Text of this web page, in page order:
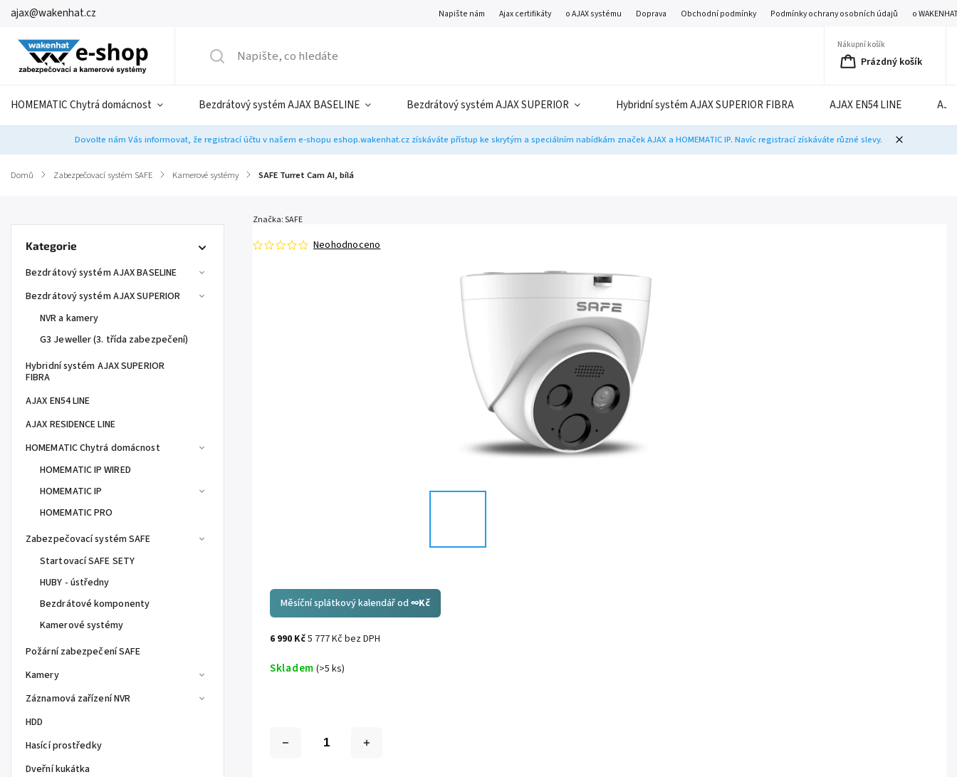
ajax@wakenhat.cz Napište nám Ajax certifikáty o AJAX systému Doprava Obchodní podmínky Podmínky ochrany osobních údajů o
Nákupní košík
Prázdný košík
HOMEMATIC Chytrá domácnost Bezdrátový systém AJAX BASELINE Bezdrátový systém AJAX SUPERIOR Hybridní systém AJAX SUPERIOR FIBRA AJAX EN54 LINE
Dovolte nám Vás informovat, že registrací účtu v našem e-shopu eshop.wakenhat.cz získáváte přístup ke skrytým a speciálním nabídkám značek AJAX a HOMEMATIC IP. Navíc registrací získáváte různé slevy.
Domů / Zabezpečovací systém SAFE / Kamerové systémy / SAFE Turret Cam AI, bílá
Kategorie
Bezdrátový systém AJAX BASELINE
Bezdrátový systém AJAX SUPERIOR
NVR a kamery
G3 Jeweller (3. třída zabezpečení)
Hybridní systém AJAX SUPERIOR
FIBRA
AJAX EN54 LINE
AJAX RESIDENCE LINE
HOMEMATIC Chytrá domácnost
HOMEMATIC IP WIRED
HOMEMATIC IP
HOMEMATIC PRO
Zabezpečovací systém SAFE
Startovací SAFE SETY
HUBY - ústředny
Bezdrátové komponenty
Kamerové systémy
Požární zabezpečení SAFE
Kamery
Záznamová zařízení NVR
HDD
Hasící prostředky
Dveřní kukátka
Neohodnoceno
Značka:SAFE
Měsíční splátkový kalendář od ∞Kč
6 990 Kč5 777 Kč bez DPH
Skladem (>5 ks)